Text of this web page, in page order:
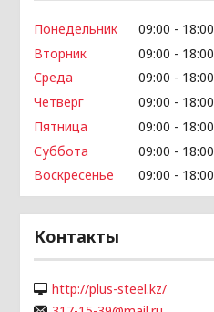
Понедельник 09:00
18:00
Вторник
09:00
18:00
Среда
09:00
18:00
Четверг
09:00
18:00
Пятница
09:00
18:00
Суббота
09:00
18:00
Воскресенье
09:00 18:00
Контакты
http://plus-steel.kz/